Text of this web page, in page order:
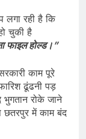
रही है कि
चुकी है
फाइल होल्ड।”
काम पूरे
ढूंढनी पड़
भुगतान रोके जाने
छतरपुर में काम बंद